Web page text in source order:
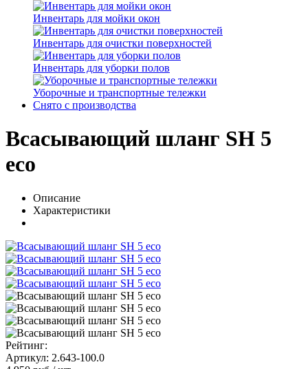
Инвентарь для мойки окон
Инвентарь для очистки поверхностей
Инвентарь для уборки полов
Уборочные и транспортные тележки
Снято с производства
Всасывающий шланг SH 5
eco
Описание
Характеристики
Рейтинг:
Артикул: 2.643-100.0